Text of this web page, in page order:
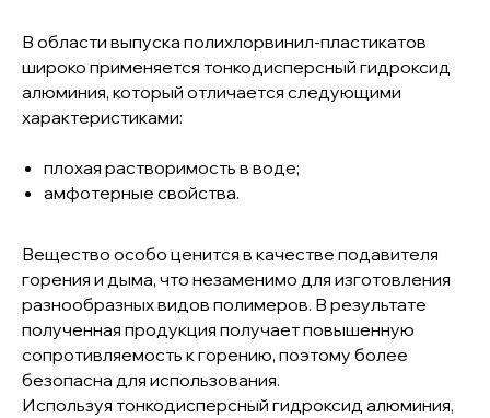
В области выпуска полихлорвинил-пластикатов
широко применяется тонкодисперсный гидроксид
алюминия, который отличается следующими
характеристиками:
плохая растворимость в воде;
амфотерные свойства.
Вещество особо ценится в качестве подавителя
горения и дыма, что незаменимо для изготовления
разнообразных видов полимеров. В результате
полученная продукция получает повышенную
сопротивляемость к горению, поэтому более
безопасна для использования.
Используя тонкодисперсный гидроксид алюминия,